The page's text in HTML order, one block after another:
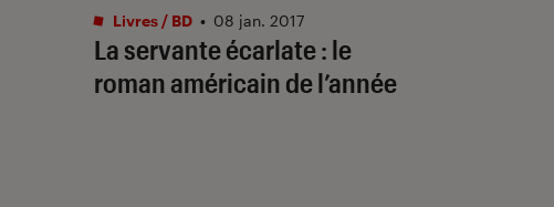
La servante écarlate : le
roman américain de l’année
Livres / BD • 08 jan. 2017